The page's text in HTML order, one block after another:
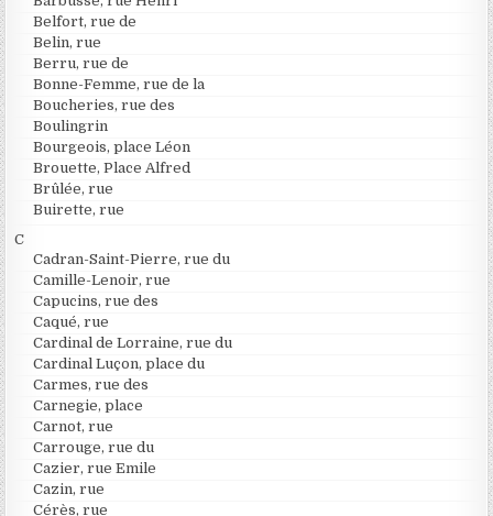
Belfort, rue de
Belin, rue
Berru, rue de
Bonne-Femme, rue de la
Boucheries, rue des
Boulingrin
Bourgeois, place Léon
Brouette, Place Alfred
Brûlée, rue
Buirette, rue
C
Cadran-Saint-Pierre, rue du
Camille-Lenoir, rue
Capucins, rue des
Caqué, rue
Cardinal de Lorraine, rue du
Cardinal Luçon, place du
Carmes, rue des
Carnegie, place
Carnot, rue
Carrouge, rue du
Cazier, rue Emile
Cazin, rue
Cérès, rue